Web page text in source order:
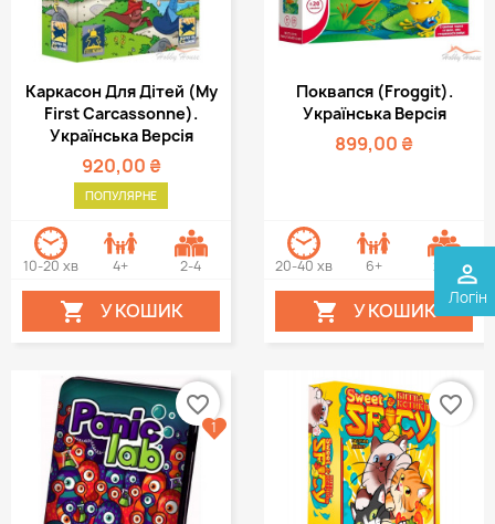
perm_identity
Логін
Каркасон Для Дітей (My
First Carcassonne).
Українська Версія
920,00 ₴
ПОПУЛЯРНЕ
10-20 хв 4+ 2-4
 У КОШИК
Поквапся (Froggit).
Українська Версія
899,00 ₴
20-40 хв 6+ 2-6
 У КОШИК
favorite_border
1
favorite_border